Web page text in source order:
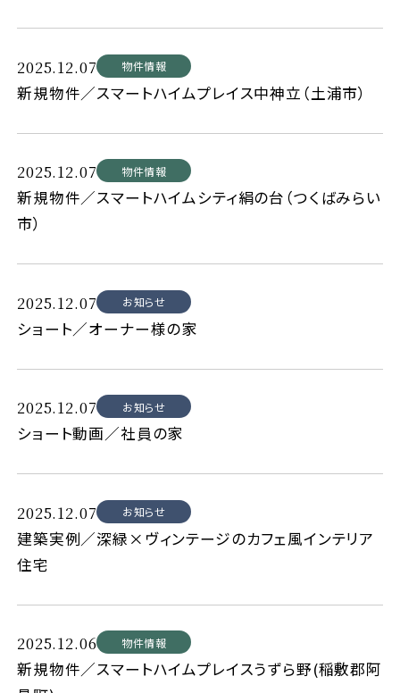
2025.12.07 物件情報
新規物件／スマートハイムプレイス中神立（土浦市）
2025.12.07 物件情報
新規物件／スマートハイムシティ絹の台（つくばみらい
市）
2025.12.07 お知らせ
ショート／オーナー様の家
2025.12.07 お知らせ
ショート動画／社員の家
2025.12.07 お知らせ
建築実例／深緑×ヴィンテージのカフェ風インテリア
住宅
2025.12.06 物件情報
新規物件／スマートハイムプレイスうずら野(稲敷郡阿